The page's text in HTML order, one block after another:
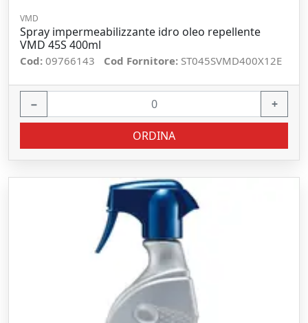
VMD
Spray impermeabilizzante idro oleo repellente
VMD 45S 400ml
Cod: 09766143 Cod Fornitore: ST045SVMD400X12E
− +
ORDINA